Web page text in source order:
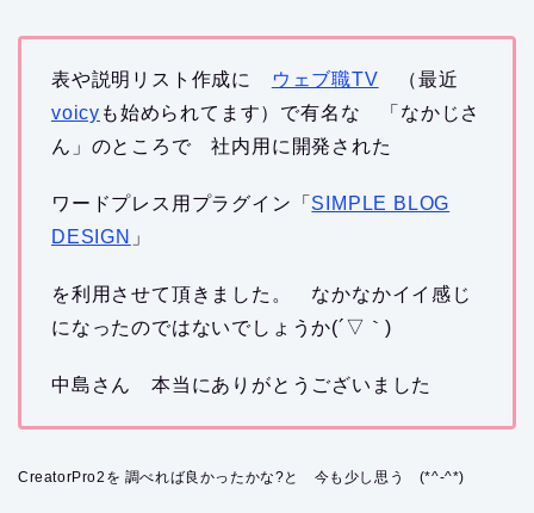
表や説明リスト作成に ウェブ職TV （最近
voicy も始められてます）で有名な 「なかじさ
ん」のところで 社内用に開発された
ワードプレス用プラグイン「 SIMPLE BLOG
DESIGN 」
を利用させて頂きました。 なかなかイイ感じ
になったのではないでしょうか(´▽｀)
中島さん 本当にありがとうございました
CreatorPro2を 調べれば良かったかな?と 今も少し思う (*^-^*)